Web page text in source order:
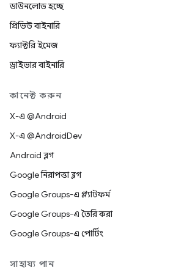
ডাউনলোড হচ্ছে
প্রিভিউ বাইনারি
ফ্যাক্টরি ইমেজ
ড্রাইভার বাইনারি
কানেক্ট করুন
X-এ @Android
X-এ @AndroidDev
Android ব্লগ
Google নিরাপত্তা ব্লগ
Google Groups-এ প্ল্যাটফর্ম
Google Groups-এ তৈরি করা
Google Groups-এ পোর্টিং
সাহায্য পান